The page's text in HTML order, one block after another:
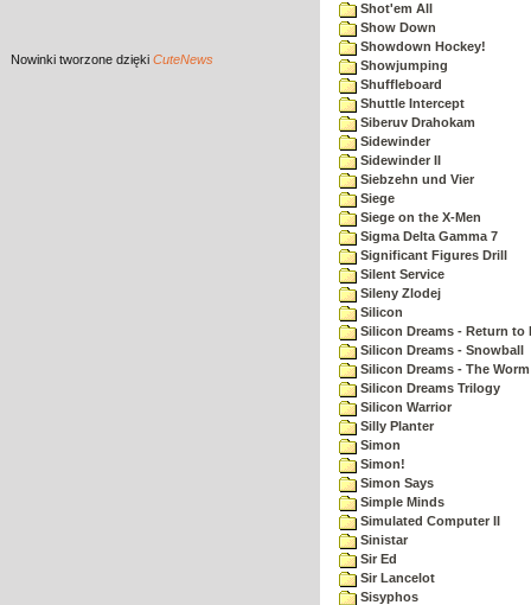
Nowinki tworzone dzięki CuteNews
Shot'em All
Show Down
Showdown Hockey!
Showjumping
Shuffleboard
Shuttle Intercept
Siberuv Drahokam
Sidewinder
Sidewinder II
Siebzehn und Vier
Siege
Siege on the X-Men
Sigma Delta Gamma 7
Significant Figures Drill
Silent Service
Sileny Zlodej
Silicon
Silicon Dreams - Return to
Silicon Dreams - Snowball
Silicon Dreams - The
Silicon Dreams Trilogy
Silicon Warrior
Silly Planter
Simon
Simon!
Simon Says
Simple Minds
Simulated Computer II
Sinistar
Sir Ed
Sir Lancelot
Sisyphos